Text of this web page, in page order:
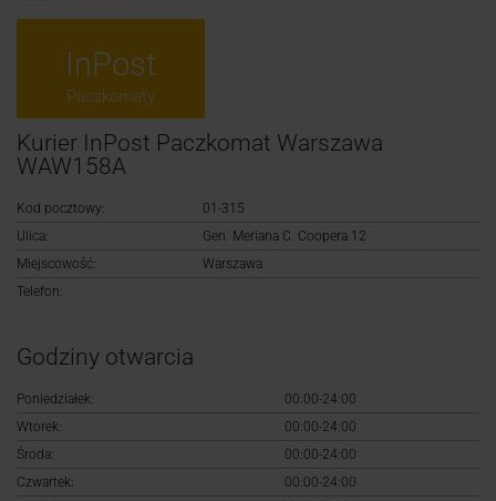
Rejestracja
InPost
Paczkomaty
Kurier InPost Paczkomat Warszawa
WAW158A
Kod pocztowy:
01-315
Ulica:
Gen. Meriana C. Coopera 12
Miejscowość:
Warszawa
Telefon:
Godziny otwarcia
Poniedziałek:
00:00-24:00
Wtorek:
00:00-24:00
Środa:
00:00-24:00
Czwartek:
00:00-24:00